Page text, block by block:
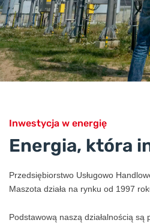
Inwestycja w energię
Energia, która
Przedsiębiorstwo Usługowo
Maszota działa na rynku od 1997
Podstawową naszą działalnością są